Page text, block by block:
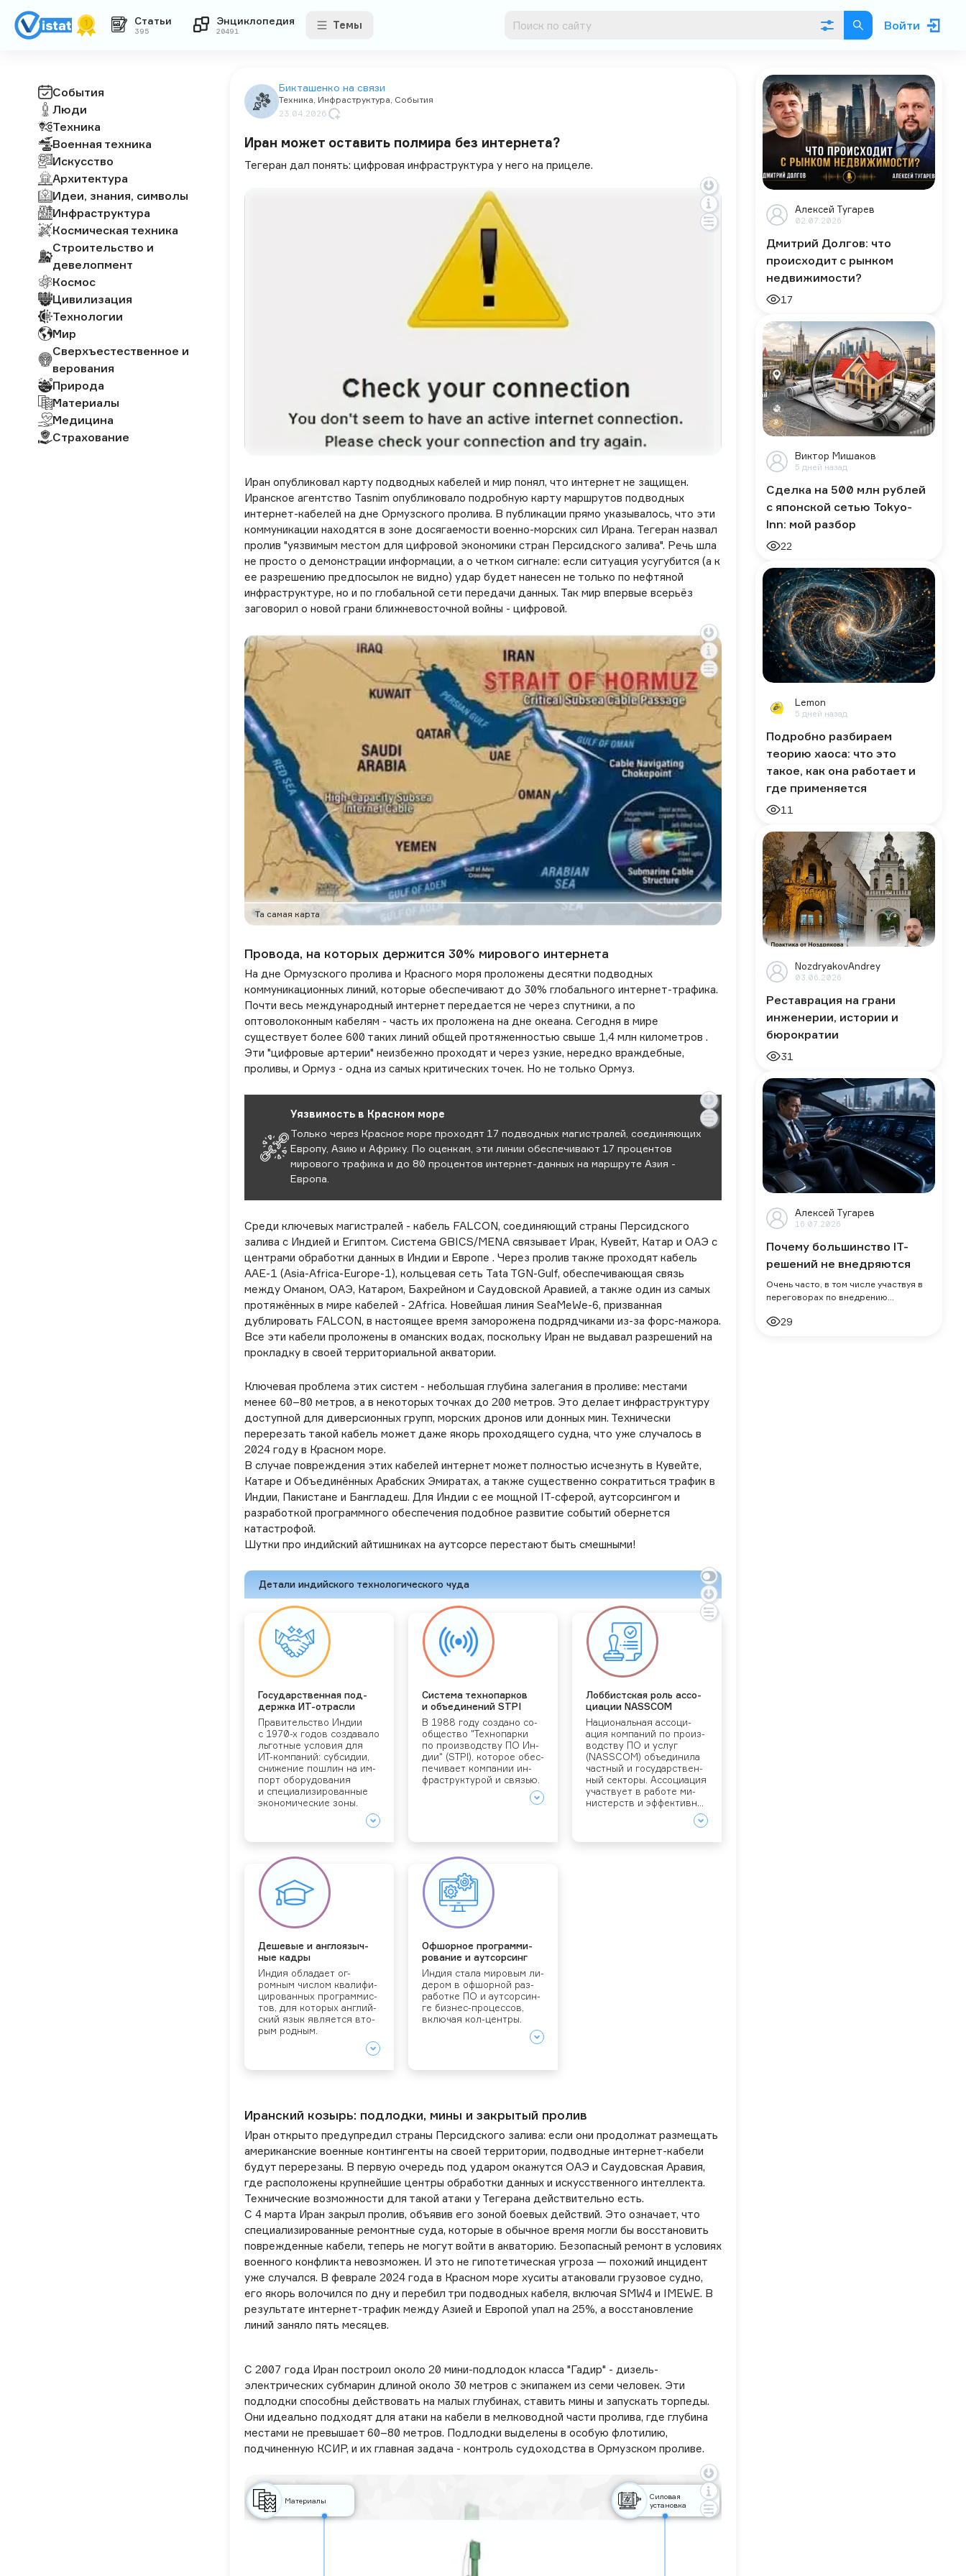
Статьи
395
Энциклопедия
20491 Темы Войти
События
Люди
Техника
Военная техника
Искусство
Архитектура
Идеи, знания, символы
Инфраструктура
Космическая техника
Строительство и
девелопмент
Космос
Цивилизация
Технологии
Мир
Сверхъестественное и
верования
Природа
Материалы
Медицина
Страхование
Бикташенко на связи
Техника, Инфраструктура, События
23.04.2026
Иран может оставить полмира без интернета?
Тегеран дал понять: цифровая инфраструктура у него на прицеле.
Иран опубликовал карту подводных кабелей и мир понял, что интернет не защищен.
Иранское агентство Tasnim опубликовало подробную карту маршрутов подводных
интернет-кабелей на дне Ормузского пролива. В публикации прямо указывалось, что эти
коммуникации находятся в зоне досягаемости военно-морских сил Ирана. Тегеран назвал
пролив "уязвимым местом для цифровой экономики стран Персидского залива". Речь шла
не просто о демонстрации информации, а о четком сигнале: если ситуация усугубится (а к
ее разрешению предпосылок не видно) удар будет нанесен не только по нефтяной
инфраструктуре, но и по глобальной сети передачи данных. Так мир впервые всерьёз
заговорил о новой грани ближневосточной войны - цифровой.
Та самая карта
Провода, на которых держится 30% мирового интернета
На дне Ормузского пролива и Красного моря проложены десятки подводных
коммуникационных линий, которые обеспечивают до 30% глобального интернет-трафика.
Почти весь международный интернет передается не через спутники, а по
оптоволоконным кабелям - часть их проложена на дне океана. Сегодня в мире
существует более 600 таких линий общей протяженностью свыше 1,4 млн километров .
Эти "цифровые артерии" неизбежно проходят и через узкие, нередко враждебные,
проливы, и Ормуз - одна из самых критических точек. Но не только Ормуз.
Уязвимость в Красном море
Только через Красное море проходят 17 подводных магистралей, соединяющих
Европу, Азию и Африку. По оценкам, эти линии обеспечивают 17 процентов
мирового трафика и до 80 процентов интернет-данных на маршруте Азия -
Европа.
Среди ключевых магистралей - кабель FALCON, соединяющий страны Персидского
залива с Индией и Египтом. Система GBICS/MENA связывает Ирак, Кувейт, Катар и ОАЭ с
центрами обработки данных в Индии и Европе . Через пролив также проходят кабель
AAE-1 (Asia-Africa-Europe-1), кольцевая сеть Tata TGN-Gulf, обеспечивающая связь
между Оманом, ОАЭ, Катаром, Бахрейном и Саудовской Аравией, а также один из самых
протяжённых в мире кабелей - 2Africa. Новейшая линия SeaMeWe-6, призванная
дублировать FALCON, в настоящее время заморожена подрядчиками из-за форс-мажора.
Все эти кабели проложены в оманских водах, поскольку Иран не выдавал разрешений на
прокладку в своей территориальной акватории.
Ключевая проблема этих систем - небольшая глубина залегания в проливе: местами
менее 60–80 метров, а в некоторых точках до 200 метров. Это делает инфраструктуру
доступной для диверсионных групп, морских дронов или донных мин. Технически
перерезать такой кабель может даже якорь проходящего судна, что уже случалось в
2024 году в Красном море.
В случае повреждения этих кабелей интернет может полностью исчезнуть в Кувейте,
Катаре и Объединённых Арабских Эмиратах, а также существенно сократиться трафик в
Индии, Пакистане и Бангладеш. Для Индии с ее мощной IT-сферой, аутсорсингом и
разработкой программного обеспечения подобное развитие событий обернется
катастрофой.
Шутки про индийский айтишниках на аутсорсе перестают быть смешными!
Детали индийского технологического чуда
Го­сударс­твен­ная под­
дер­жка ИТ-от­расли
Пра­витель­ство Ин­дии
с 1970-х го­дов соз­да­вало
ль­гот­ные ус­ло­вия для
ИТ-ком­па­ний: суб­си­дии,
сни­жение пош­лин на им­
порт обо­рудо­вания
и спе­ци­али­зиро­ван­ные
эко­номи­чес­кие зо­ны.
Сис­те­ма тех­но­пар­ков
и объ­еди­нений STPI
В 1988 го­ду соз­да­но со­
об­щес­тво "Тех­но­пар­ки
по про­из­водс­тву ПО Ин­
дии" (STPI), ко­торое обес­
пе­чива­ет ком­па­нии ин­
фраструк­ту­рой и связью.
Лоб­бист­ская роль ас­со­
ци­ации NASSCOM
На­ци­ональ­ная ас­со­ци­
ация ком­па­ний по про­из­
водс­тву ПО и ус­луг
(NASSCOM) объ­еди­нила
час­тный и го­сударс­твен­
ный сек­то­ры. Ас­со­ци­ация
учас­тву­ет в ра­боте ми­
нис­терств и эф­фектив­но
лоб­би­ру­ет из­ме­нения на­
лого­вого и ин­вести­ци­он­
Де­шевые и ан­гло­языч­
ные кад­ры
Ин­дия об­ла­да­ет ог­
ромным чис­лом ква­лифи­
циро­ван­ных прог­раммис­
тов, для ко­торых ан­глий­
ский язык яв­ля­ет­ся вто­
рым род­ным.
Оф­шорное прог­рамми­
рова­ние и а­ут­сорсинг
Ин­дия ста­ла ми­ровым ли­
дером в оф­шорной раз­
ра­бот­ке ПО и а­ут­сорсин­
ге биз­нес-про­цес­сов,
вклю­чая кол-цен­тры.
Иранский козырь: подлодки, мины и закрытый пролив
Иран открыто предупредил страны Персидского залива: если они продолжат размещать
американские военные контингенты на своей территории, подводные интернет-кабели
будут перерезаны. В первую очередь под ударом окажутся ОАЭ и Саудовская Аравия,
где расположены крупнейшие центры обработки данных и искусственного интеллекта.
Технические возможности для такой атаки у Тегерана действительно есть.
С 4 марта Иран закрыл пролив, объявив его зоной боевых действий. Это означает, что
специализированные ремонтные суда, которые в обычное время могли бы восстановить
поврежденные кабели, теперь не могут войти в акваторию. Безопасный ремонт в условиях
военного конфликта невозможен. И это не гипотетическая угроза — похожий инцидент
уже случался. В феврале 2024 года в Красном море хуситы атаковали грузовое судно,
его якорь волочился по дну и перебил три подводных кабеля, включая SMW4 и IMEWE. В
результате интернет-трафик между Азией и Европой упал на 25%, а восстановление
линий заняло пять месяцев.
С 2007 года Иран построил около 20 мини-подлодок класса "Гадир" - дизель-
электрических субмарин длиной около 30 метров с экипажем из семи человек. Эти
подлодки способны действовать на малых глубинах, ставить мины и запускать торпеды.
Они идеально подходят для атаки на кабели в мелководной части пролива, где глубина
местами не превышает 60–80 метров. Подлодки выделены в особую флотилию,
подчиненную КСИР, и их главная задача - контроль судоходства в Ормузском проливе.
Силовая
установка
Материалы
Алексей Тугарев
02.07.2026
Дмитрий Долгов: что
происходит с рынком
недвижимости?
17
Виктор Мишаков
5 дней назад
Сделка на 500 млн рублей
с японской сетью Tokyo-
Inn: мой разбор
22
Lemon
5 дней назад
Подробно разбираем
теорию хаоса: что это
такое, как она работает и
где применяется
11
NozdryakovAndrey
03.06.2026
Реставрация на грани
инженерии, истории и
бюрократии
31
Алексей Тугарев
16.07.2026
Почему большинство IT-
решений не внедряются
Очень часто, в том числе участвуя в
переговорах по внедрению
рассматриваем различные
29